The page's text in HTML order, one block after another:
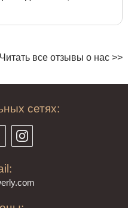
Читать все отзывы о нас >>
сетях:
rly.com